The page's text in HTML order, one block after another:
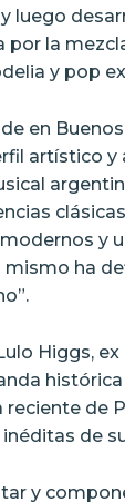
luego
por la
y pop
en
artístico y
y
mismo ha
Higgs,
reciente de
de
y